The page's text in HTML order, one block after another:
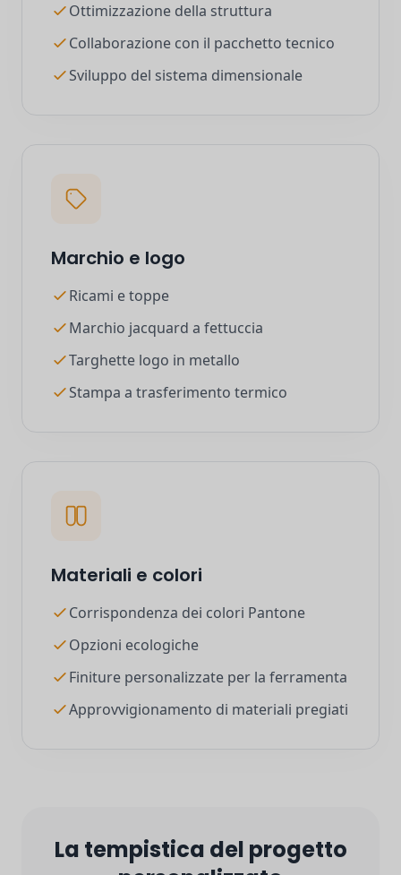
Ottimizzazione della struttura
Collaborazione con il pacchetto tecnico
Sviluppo del sistema dimensionale
Marchio e logo
Ricami e toppe
Marchio jacquard a fettuccia
Targhette logo in metallo
Stampa a trasferimento termico
Materiali e colori
Corrispondenza dei colori Pantone
Opzioni ecologiche
Finiture personalizzate per la ferramenta
Approvvigionamento di materiali pregiati
La tempistica del progetto